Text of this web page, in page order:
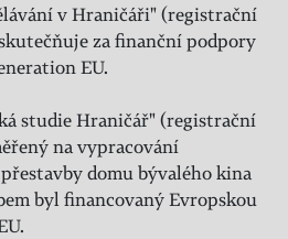
v Hraničáři" (registrační
za finanční podpory
EU.
studie Hraničář" (registrační
na vypracování
domu bývalého kina
byl financovaný Evropskou